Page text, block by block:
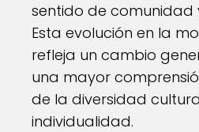
sentido de comunidad
Esta evolución en la
refleja un cambio
una mayor
de la diversidad
individualidad.